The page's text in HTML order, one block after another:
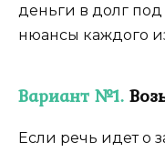
деньги в долг
нюансы каждого
Вариант №1.
Если речь идет о